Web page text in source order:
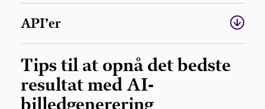
API’er
Tips til at opnå det bedste
resultat med AI-
billedgenerering